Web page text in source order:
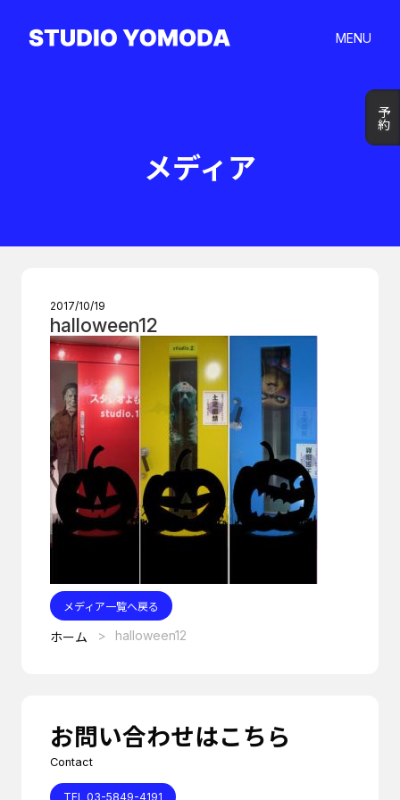
MENU
予約
予約
メディア
2017/10/19
halloween12
メディア一覧へ戻る
ホーム halloween12
お問い合わせはこちら
Contact
TEL 03-5849-4191